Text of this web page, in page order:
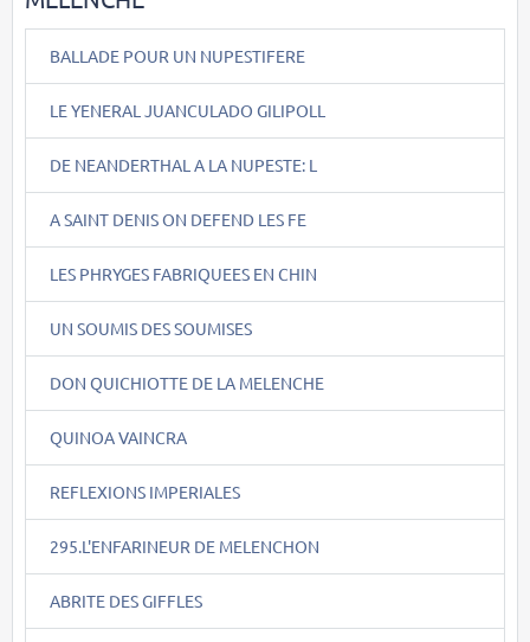
BALLADE POUR UN NUPESTIFERE
LE YENERAL JUANCULADO GILIPOLL
DE NEANDERTHAL A LA NUPESTE: L
A SAINT DENIS ON DEFEND LES FE
LES PHRYGES FABRIQUEES EN CHIN
UN SOUMIS DES SOUMISES
DON QUICHIOTTE DE LA MELENCHE
QUINOA VAINCRA
REFLEXIONS IMPERIALES
295.L'ENFARINEUR DE MELENCHON
ABRITE DES GIFFLES